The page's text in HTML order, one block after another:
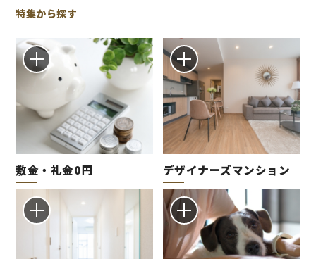
特集から探す
敷金・礼金0円 デザイナーズマンション